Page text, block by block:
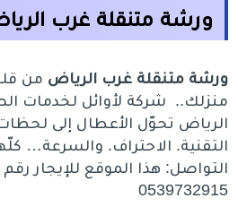
ورشة متنقلة غرب
ورشة متنقلة غرب الرياض من
منزلك.. شركة لأوائل لخدمات
الرياض تحوّل الأعطال إلى
التقنية. الاحتراف. والسرعة…
التواصل: هذا الموقع للإيجار
0539732915